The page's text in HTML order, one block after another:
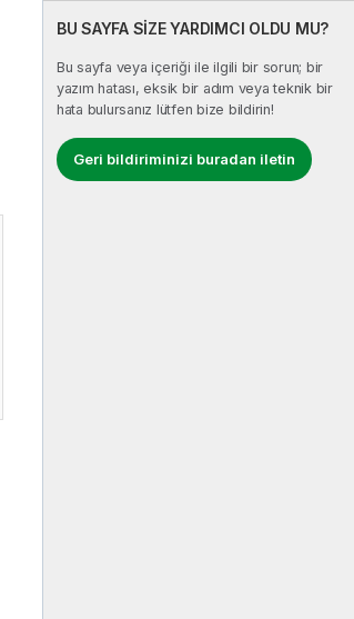
BU SAYFA SİZE YARDIMCI OLDU MU?
Bu sayfa veya içeriği ile ilgili bir sorun; bir
yazım hatası, eksik bir adım veya teknik bir
hata bulursanız lütfen bize bildirin!
Geri bildiriminizi buradan iletin